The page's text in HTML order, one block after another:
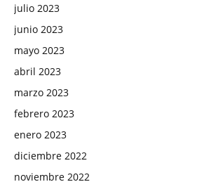
julio 2023
junio 2023
mayo 2023
abril 2023
marzo 2023
febrero 2023
enero 2023
diciembre 2022
noviembre 2022